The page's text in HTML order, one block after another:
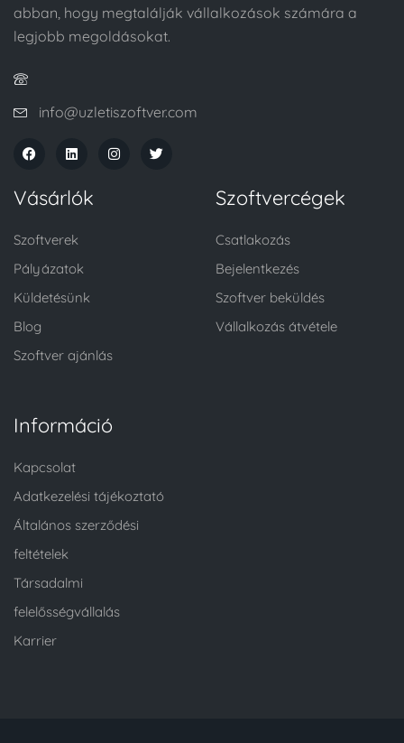
abban, hogy megtalálják vállalkozások számára a
legjobb megoldásokat.
info@uzletiszoftver.com
Vásárlók
Szoftverek
Pályázatok
Küldetésünk
Blog
Szoftver ajánlás
Szoftvercégek
Csatlakozás
Bejelentkezés
Szoftver beküldés
Vállalkozás átvétele
Információ
Kapcsolat
Adatkezelési tájékoztató
Általános szerződési
feltételek
Társadalmi
felelősségvállalás
Karrier